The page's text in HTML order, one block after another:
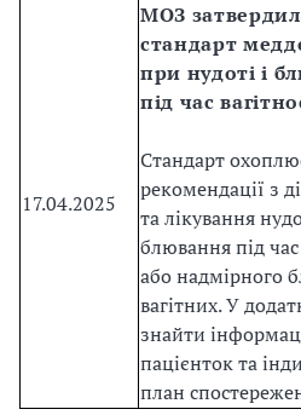
17.04.2025
МОЗ
стандарт
при нудоті і
під час
Стандарт
рекомендації з
та лікування
блювання під час
або надмірного
вагітних. У
знайти
пацієнток та
план